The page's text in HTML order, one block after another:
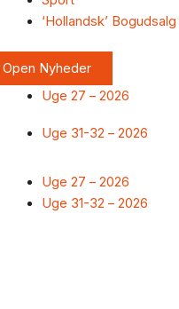
‘Hollandsk’ Bogudsalg
Open Nyheder
Uge 27 – 2026
Uge 31-32 – 2026
Uge 27 – 2026
Uge 31-32 – 2026